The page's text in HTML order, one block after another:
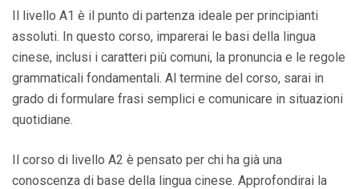
Il livello A1 è il punto di partenza ideale per principianti
assoluti. In questo corso, imparerai le basi della lingua
cinese, inclusi i caratteri più comuni, la pronuncia e le regole
grammaticali fondamentali. Al termine del corso, sarai in
grado di formulare frasi semplici e comunicare in situazioni
quotidiane.
Il corso di livello A2 è pensato per chi ha già una
conoscenza di base della lingua cinese. Approfondirai la